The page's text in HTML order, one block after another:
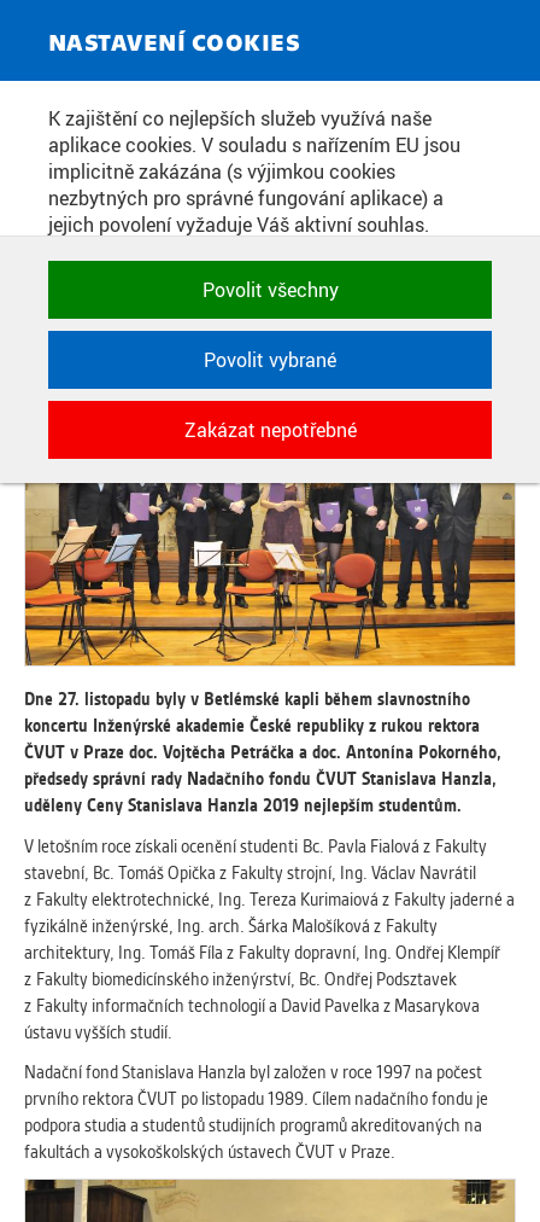
NASTAVENÍ COOKIES
K zajištění co nejlepších služeb využívá naše
aplikace cookies. V souladu s nařízením EU jsou
implicitně zakázána (s výjimkou cookies
nezbytných pro správné fungování aplikace) a
jejich povolení vyžaduje Váš aktivní souhlas.
zakázat, případně vybrat a povolit cookies podle
kategorie. Svoje rozhodnutí můžete samozřejmě
kdykoli změnit.
POTŘEBNÉ
Technické cookies využívané aplikacemi
ČVUT pro uchování jejich nastavení,
vlastností a identifikátorů relace. Jsou
nezbytné pro správné fungování a jsou
vždy aktivní.
ANALYTICKÉ
Slouží pro získávání anonymizovaných
vylepšovat naše aplikace. Zpravidla jde o
cookies systémů třetích stran, které k
těmto účelům využíváme.
Využívané za účelem zobrazení
správných nabídek a cílení obsahu podle
Vašich preferencí. Zpravidla jde o
cookies systémů třetích stran, které nám
s analýzou uživatelského chování
pomáhají.
OSTATNÍ
Cookies, které aplikace nedokáže zařadit.
Naším cílem je, aby tato kategorie
zůstala prázdná a všechny cookies byly
přiřazeny do některé z kategorií
uvedených výše.
Povolit všechny
Povolit vybrané
Zakázat nepotřebné
ZPRAVODAJSKÝ SERVIS
BYLY UDĚLENY CENY
NADAČNÍHO FONDU STANISLAVA
HANZLA
1. 12. 2019
Dne 27. listopadu byly v Betlémské kapli během slavnostního
koncertu Inženýrské akademie České republiky z rukou rektora
ČVUT v Praze doc. Vojtěcha Petráčka a doc. Antonína Pokorného,
předsedy správní rady Nadačního fondu ČVUT Stanislava Hanzla,
uděleny Ceny Stanislava Hanzla 2019 nejlepším studentům.
V letošním roce získali ocenění studenti Bc. Pavla Fialová z Fakulty
stavební, Bc. Tomáš Opička z Fakulty strojní, Ing. Václav Navrátil
z Fakulty elektrotechnické, Ing. Tereza Kurimaiová z Fakulty jaderné a
fyzikálně inženýrské, Ing. arch. Šárka Malošíková z Fakulty
architektury, Ing. Tomáš Fíla z Fakulty dopravní, Ing. Ondřej Klempíř
z Fakulty biomedicínského inženýrství, Bc. Ondřej Podsztavek
z Fakulty informačních technologií a David Pavelka z Masarykova
ústavu vyšších studií.
Nadační fond Stanislava Hanzla byl založen v roce 1997 na počest
prvního rektora ČVUT po listopadu 1989. Cílem nadačního fondu je
podpora studia a studentů studijních programů akreditovaných na
fakultách a vysokoškolských ústavech ČVUT v Praze.